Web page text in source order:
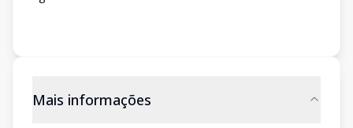
Mais informações